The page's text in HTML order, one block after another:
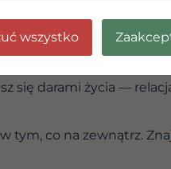
jest nasz. Tak samo
je uznamy,
się darami życia —
tym, co na zewnątrz.
wszystko